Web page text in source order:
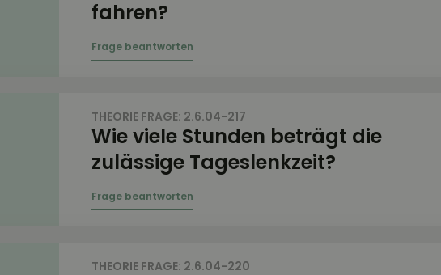
fahren?
THEORIE FRAGE: 2.6.04-217
Wie viele Stunden beträgt die
zulässige Tageslenkzeit?
THEORIE FRAGE: 2.6.04-220